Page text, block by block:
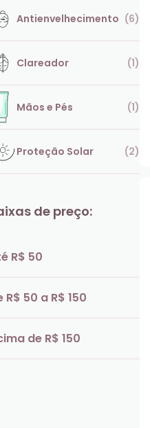
Antienvelhecimento (6)
Clareador (1)
Mãos e Pés (1)
Proteção Solar (2)
de preço:
R$ 50
R$ 50 a R$ 150
de R$ 150